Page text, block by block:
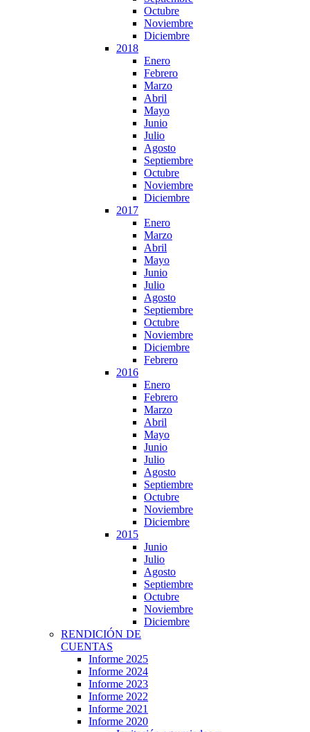
Octubre
Noviembre
Diciembre
2018
Enero
Febrero
Marzo
Abril
Mayo
Junio
Julio
Agosto
Septiembre
Octubre
Noviembre
Diciembre
2017
Enero
Marzo
Abril
Mayo
Junio
Julio
Agosto
Septiembre
Octubre
Noviembre
Diciembre
Febrero
2016
Enero
Febrero
Marzo
Abril
Mayo
Junio
Julio
Agosto
Septiembre
Octubre
Noviembre
Diciembre
2015
Junio
Julio
Agosto
Septiembre
Octubre
Noviembre
Diciembre
RENDICIÓN DE
CUENTAS
Informe 2025
Informe 2024
Informe 2023
Informe 2022
Informe 2021
Informe 2020